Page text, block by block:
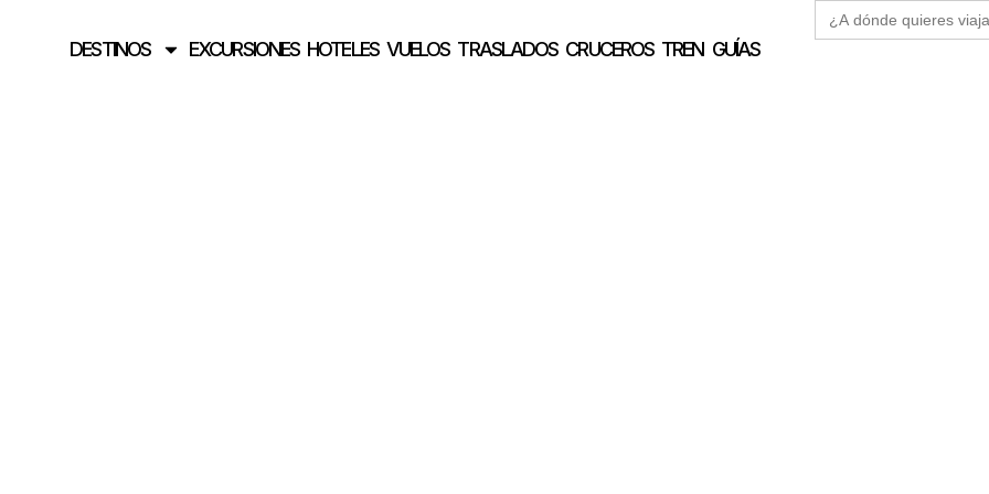
DESTINOS EXCURSIONES HOTELES VUELOS TRASLADOS CRUCEROS TREN GUÍAS
Buscar: